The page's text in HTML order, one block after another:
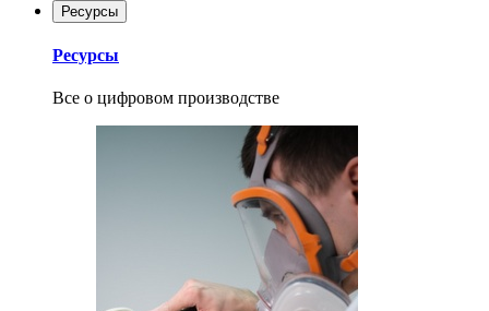
Ресурсы
Ресурсы
Все о цифровом производстве